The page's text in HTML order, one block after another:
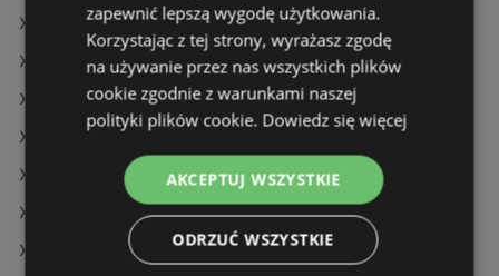
Oferty Delikatesy Centrum
Aktualne gazetki Delikatesy Centrum
Aktualne gazetki Aldi
Aktualne gazetki Dino
Aktualne gazetki Biedronka
Aktualne gazetki Selgros
Sklepy Netto w Międzyzdroje
zapewnić lepszą wygodę użytkowania.
Korzystając z tej strony, wyrażasz zgodę
na używanie przez nas wszystkich plików
cookie zgodnie z warunkami naszej
polityki plików cookie. Dowiedz się więcej
AKCEPTUJ WSZYSTKIE
ODRZUĆ WSZYSTKIE